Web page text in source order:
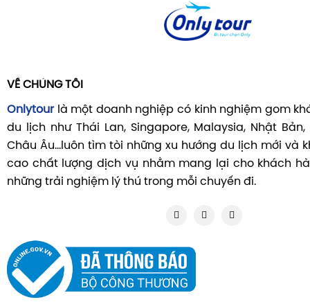
VỀ CHÚNG TÔI
Onlytourlà một doanh nghiệp có kinh nghiệm gom
du lịch như Thái Lan, Singapore, Malaysia, Nhật Bản,
Châu Âu...luôn tìm tòi những xu hướng du lịch mới và
cao chất lượng dịch vụ nhằm mang lại cho khách
những trải nghiệm lý thú trong mỗi chuyến đi.